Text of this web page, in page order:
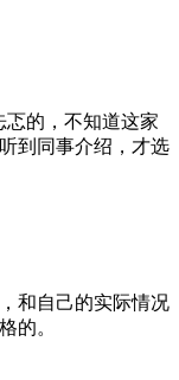
的，不知道这家
到同事介绍，才选
和自己的实际情况
的。